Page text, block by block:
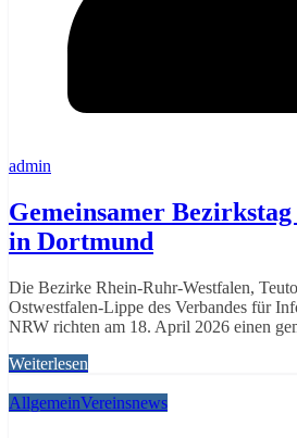
admin
Gemeinsamer
in Dortmund
Die Bezirke Rhein‑Ruhr‑Westfalen,
Ostwestfalen‑Lippe des Verbandes für
NRW richten am 18. April 2026 einen
Weiterlesen
AllgemeinVereinsnews